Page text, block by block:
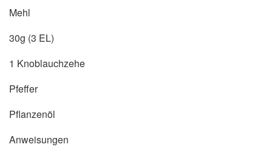
Mehl
30g (3 EL)
1 Knoblauchzehe
Pfeffer
Pflanzenöl
Anweisungen